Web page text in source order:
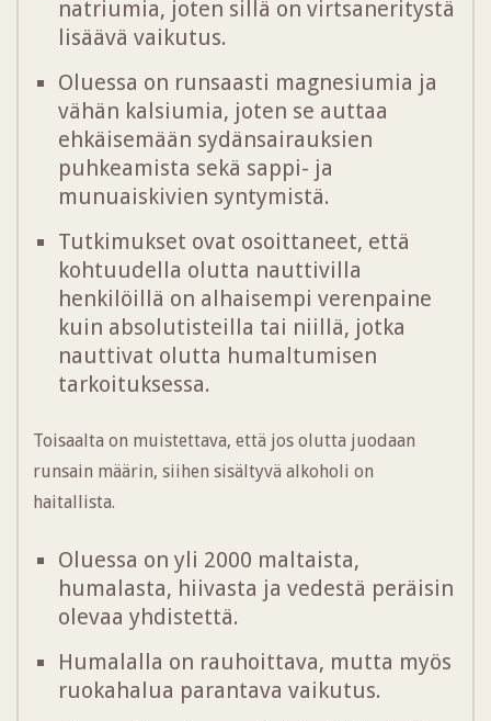
natriumia, joten sillä on virtsaneritystä
lisäävä vaikutus.
Oluessa on runsaasti magnesiumia ja
vähän kalsiumia, joten se auttaa
ehkäisemään sydänsairauksien
puhkeamista sekä sappi- ja
munuaiskivien syntymistä.
Tutkimukset ovat osoittaneet, että
kohtuudella olutta nauttivilla
henkilöillä on alhaisempi verenpaine
kuin absolutisteilla tai niillä, jotka
nauttivat olutta humaltumisen
tarkoituksessa.
Toisaalta on muistettava, että jos olutta juodaan
runsain määrin, siihen sisältyvä alkoholi on
haitallista.
Oluessa on yli 2000 maltaista,
humalasta, hiivasta ja vedestä peräisin
olevaa yhdistettä.
Humalalla on rauhoittava, mutta myös
ruokahalua parantava vaikutus.